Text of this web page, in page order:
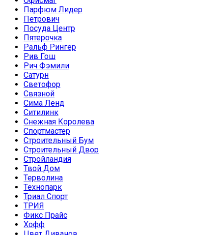
Парфюм Лидер
Петрович
Посуда Центр
Пятерочка
Ральф Рингер
Рив Гош
Рич Фэмили
Сатурн
Светофор
Связной
Сима Ленд
Ситилинк
Снежная Королева
Спортмастер
Строительный Бум
Строительный Двор
Стройландия
Твой Дом
Терволина
Технопарк
Триал Спорт
ТРИЯ
Фикс Прайс
Хофф